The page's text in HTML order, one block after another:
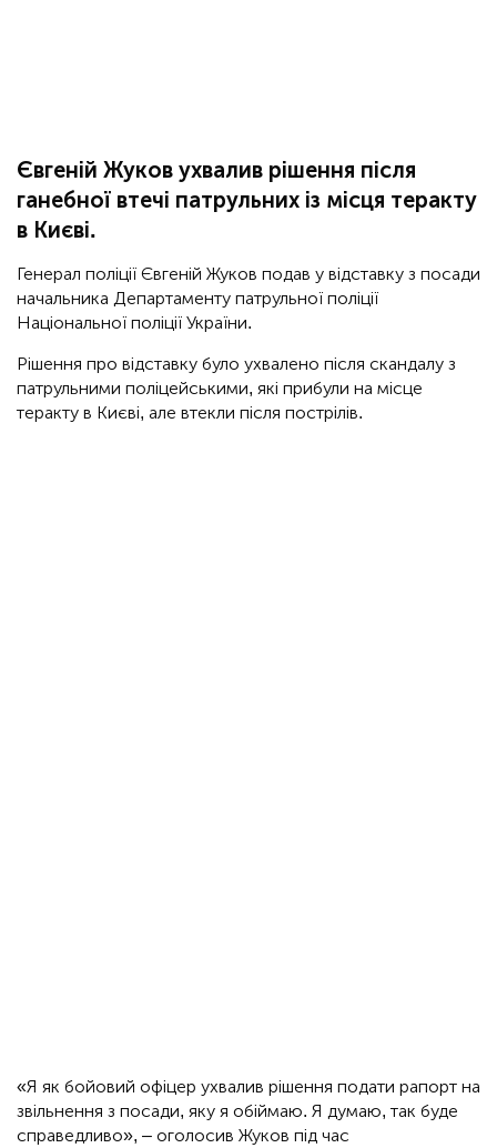
Євгеній Жуков ухвалив рішення після
ганебної втечі патрульних із місця теракту
в Києві.
Генерал поліції Євгеній Жуков подав у відставку з посади
начальника Департаменту патрульної поліції
Національної поліції України.
Рішення про відставку було ухвалено після скандалу з
патрульними поліцейськими, які прибули на місце
теракту в Києві, але втекли після пострілів.
«Я як бойовий офіцер ухвалив рішення подати рапорт на
звільнення з посади, яку я обіймаю. Я думаю, так буде
справедливо», – оголосив Жуков під час